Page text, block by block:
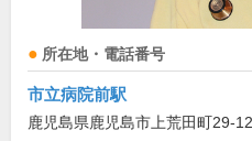
所在地・電話番号
市立病院前駅
鹿児島県鹿児島市上荒田町29-12